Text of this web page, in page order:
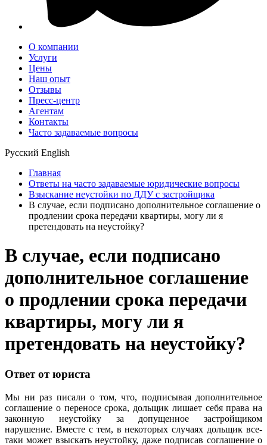
О компании
Услуги
Цены
Наш опыт
Отзывы
Пресс-центр
Агентам
Контакты
Часто задаваемые вопросы
Русский English
Главная
Ответы на часто задаваемые юридические вопросы
Взыскание неустойки по ДДУ с застройщика
В случае, если подписано дополнительное соглашение о
продлении срока передачи квартиры, могу ли я
претендовать на неустойку?
В случае, если подписано
дополнительное соглашение
о продлении срока передачи
квартиры, могу ли я
претендовать на неустойку?
Ответ от юриста
Мы ни раз писали о том, что, подписывая дополнительное
соглашение о переносе срока, дольщик лишает себя права на
законную неустойку за допущенное застройщиком
нарушение. Вместе с тем, в некоторых случаях дольщик все-
таки может взыскать неустойку, даже подписав соглашение о